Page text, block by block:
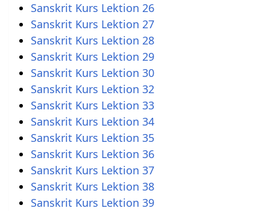
Sanskrit Kurs Lektion 26
Sanskrit Kurs Lektion 27
Sanskrit Kurs Lektion 28
Sanskrit Kurs Lektion 29
Sanskrit Kurs Lektion 30
Sanskrit Kurs Lektion 32
Sanskrit Kurs Lektion 33
Sanskrit Kurs Lektion 34
Sanskrit Kurs Lektion 35
Sanskrit Kurs Lektion 36
Sanskrit Kurs Lektion 37
Sanskrit Kurs Lektion 38
Sanskrit Kurs Lektion 39